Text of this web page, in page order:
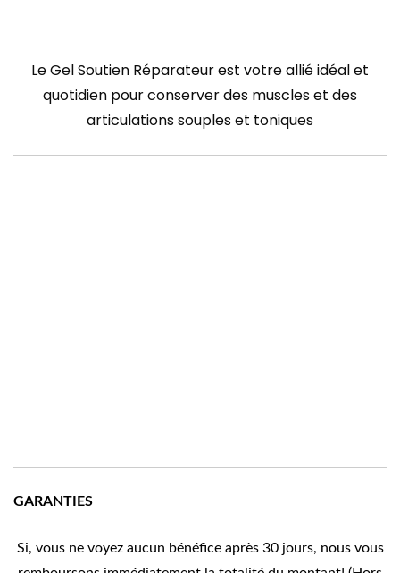
Le Gel Soutien Réparateur est votre allié idéal et
quotidien pour conserver des muscles et des
articulations souples et toniques
GARANTIES
Si, vous ne voyez aucun bénéfice après 30 jours, nous vous